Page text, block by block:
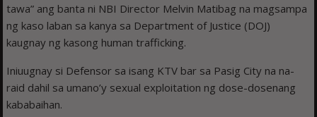
tawa” ang banta ni NBI Director Melvin Matibag na magsampa
ng kaso laban sa kanya sa Department of Justice (DOJ)
kaugnay ng kasong human trafficking.
Iniuugnay si Defensor sa isang KTV bar sa Pasig City na na-
raid dahil sa umano’y sexual exploitation ng dose-dosenang
kababaihan.